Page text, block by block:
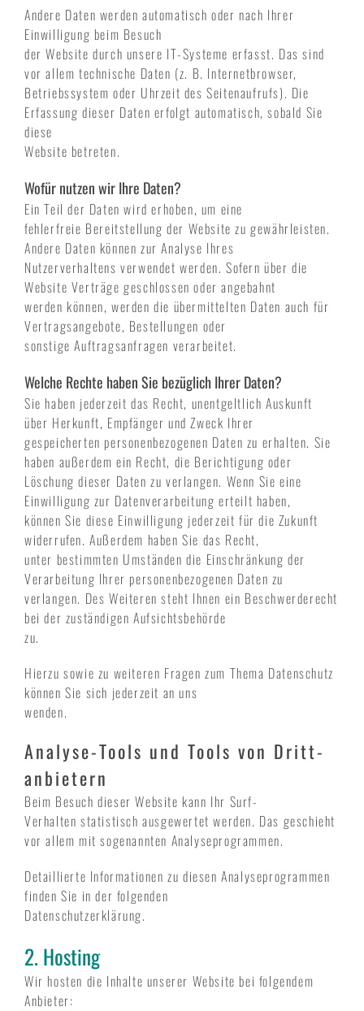
Andere Daten werden automatisch oder nach Ihrer
Einwilligung beim Besuch
der Website durch unsere IT-Systeme erfasst. Das sind
vor allem technische Daten (z. B. Internetbrowser,
Betriebssystem oder Uhrzeit des Seitenaufrufs). Die
Erfassung dieser Daten erfolgt automatisch, sobald Sie
diese
Website betreten.
Wofür nutzen wir Ihre Daten?
Ein Teil der Daten wird erhoben, um eine
fehlerfreie Bereitstellung der Website zu gewährleisten.
Andere Daten können zur Analyse Ihres
Nutzerverhaltens verwendet werden. Sofern über die
Website Verträge geschlossen oder angebahnt
werden können, werden die übermittelten Daten auch für
Vertragsangebote, Bestellungen oder
sonstige Auftragsanfragen verarbeitet.
Welche Rechte haben Sie bezüglich Ihrer Daten?
Sie haben jederzeit das Recht, unentgeltlich Auskunft
über Herkunft, Empfänger und Zweck Ihrer
gespeicherten personenbezogenen Daten zu erhalten. Sie
haben außerdem ein Recht, die Berichtigung oder
Löschung dieser Daten zu verlangen. Wenn Sie eine
Einwilligung zur Datenverarbeitung erteilt haben,
können Sie diese Einwilligung jederzeit für die Zukunft
widerrufen. Außerdem haben Sie das Recht,
unter bestimmten Umständen die Einschränkung der
Verarbeitung Ihrer personenbezogenen Daten zu
verlangen. Des Weiteren steht Ihnen ein Beschwerderecht
bei der zuständigen Aufsichtsbehörde
zu.
Hierzu sowie zu weiteren Fragen zum Thema Datenschutz
können Sie sich jederzeit an uns
wenden.
Analyse-Tools und Tools von Dritt­
anbietern
Beim Besuch dieser Website kann Ihr Surf-
Verhalten statistisch ausgewertet werden. Das geschieht
vor allem mit sogenannten Analyseprogrammen.
Detaillierte Informationen zu diesen Analyseprogrammen
finden Sie in der folgenden
Datenschutzerklärung.
2. Hosting
Wir hosten die Inhalte unserer Website bei folgendem
Anbieter: